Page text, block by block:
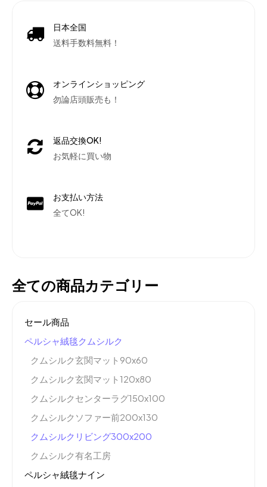
日本全国
送料手数料無料！
オンラインショッピング
勿論店頭販売も！
返品交換OK!
お気軽に買い物
お支払い方法
全てOK!
全ての商品カテゴリー
セール商品
ペルシャ絨毯クムシルク
クムシルク玄関マット90x60
クムシルク玄関マット120x80
クムシルクセンターラグ150x100
クムシルクソファー前200x130
クムシルクリビング300x200
クムシルク有名工房
ペルシャ絨毯ナイン